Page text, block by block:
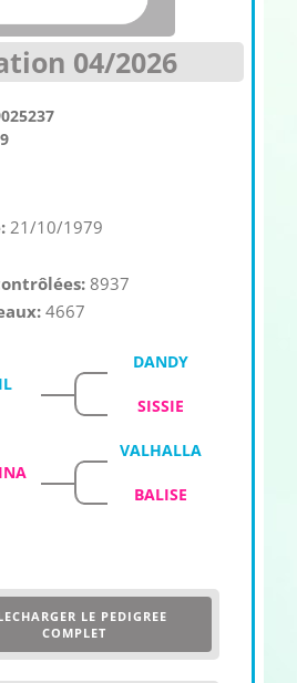
04/2026
21/10/1979
8937
4667
DANDY
SISSIE
VALHALLA
BALISE
LE PEDIGREE
COMPLET